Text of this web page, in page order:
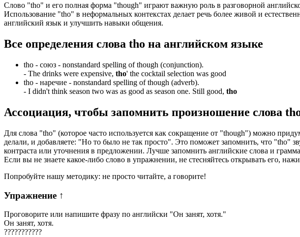
Слово "tho" и его полная форма "though" играют важную роль в разговорной
Использование "tho" в неформальных контекстах делает речь более живой и
английский язык и улучшить навыки общения.
Все определения слова tho на английском языке
tho - союз - nonstandard spelling of though (conjunction).
- The drinks were expensive, tho' the cocktail selection was good
tho - наречие - nonstandard spelling of though (adverb).
- I didn't think season two was as good as season one. Still good, tho
Ассоциация, чтобы запомнить произношение слова
Для слова "tho" (которое часто используется как сокращение от "though") можно
делали, и добавляете: "Но то было не так просто". Это поможет запомнить, что "tho"
контраста или уточнения в предложении. Лучше запомнить английские слова и
Если вы не знаете какое-либо слово в упражнении, не стесняйтесь открывать его,
Попробуйте нашу методику: не просто читайте, а говорите!
Упражнение ↑
Проговорите или напишите фразу по английски "Он занят, хотя."
Он занят, хотя.
???????????